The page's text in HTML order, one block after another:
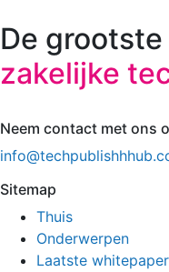
De
zakelijke
Neem contact met ons
Sitemap
Thuis
Onderwerpen
Laatste